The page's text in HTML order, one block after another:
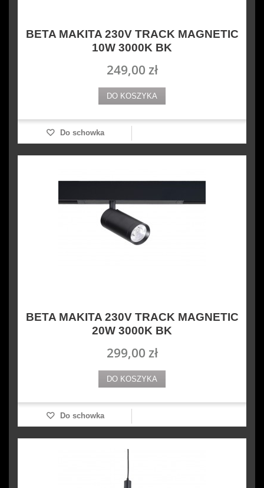
BETA MAKITA 230V TRACK MAGNETIC
10W 3000K BK
249,00 zł
DO KOSZYKA
Do schowka
BETA MAKITA 230V TRACK MAGNETIC
20W 3000K BK
299,00 zł
DO KOSZYKA
Do schowka